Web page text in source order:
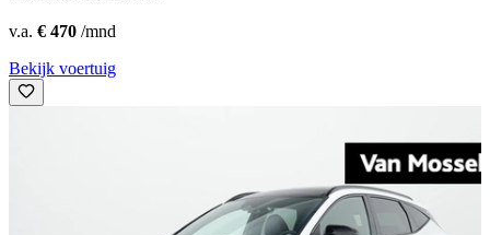
v.a. € 470 /mnd
Bekijk voertuig